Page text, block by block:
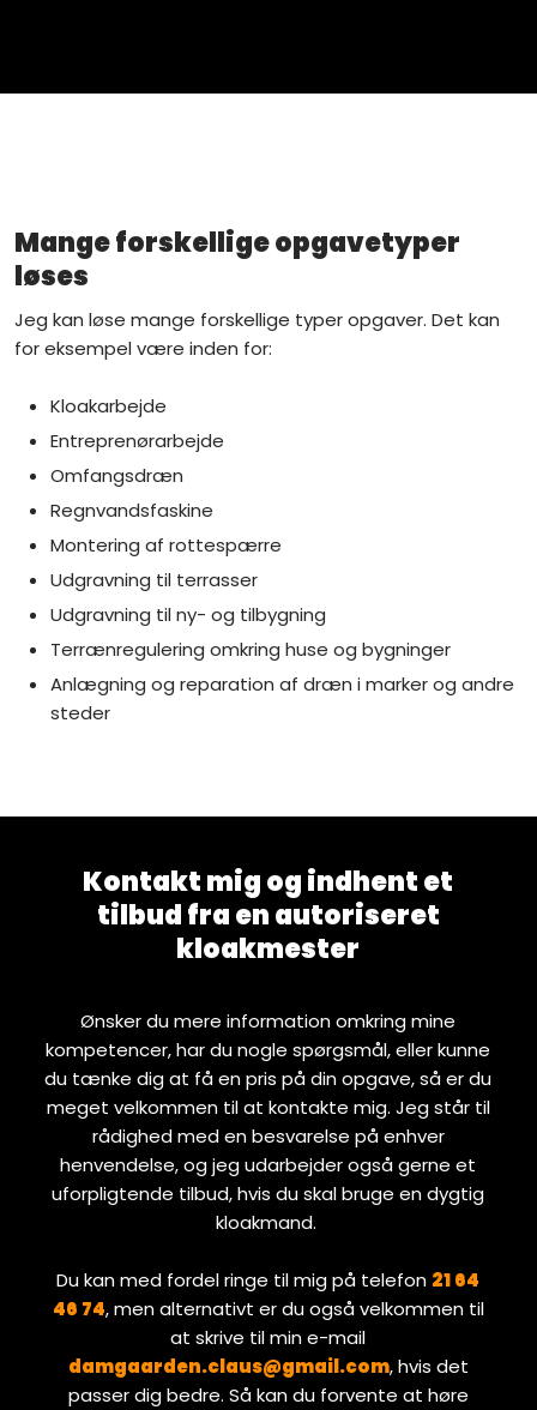
Mange forskellige opgavetyper
løses​
Jeg kan løse mange forskellige typer opgaver. Det kan
for eksempel være inden for:​
Kloakarbejde​
Entreprenørarbejde​
Omfangsdræn ​
Regnvandsfaskine​
Montering af rottespærre​
Udgravning til terrasser​
Udgravning til ny- og tilbygning​
Terrænregulering omkring huse og bygninger​
Anlægning og reparation af dræn i marker og andre
steder​
Kontakt mig og indhent et
tilbud fra en autoriseret
kloakmester​
Ønsker du mere information omkring mine
kompetencer, har du nogle spørgsmål, eller kunne
du tænke dig at få en pris på din opgave, så er du
meget velkommen til at kontakte mig. Jeg står til
rådighed med en besvarelse på enhver
henvendelse, og jeg udarbejder også gerne et
uforpligtende tilbud, hvis du skal bruge en dygtig
kloakmand. ​
Du kan med fordel ringe til mig på telefon ​21 64
46 74, men alternativt er du også velkommen til
at skrive til min e-mail
damgaarden.claus@gmail.com, hvis det
passer dig bedre. Så kan du forvente at høre